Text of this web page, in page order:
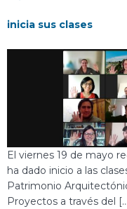
inicia sus clases
El viernes 19 de mayo
ha dado inicio a las
Patrimonio
Proyectos a través del